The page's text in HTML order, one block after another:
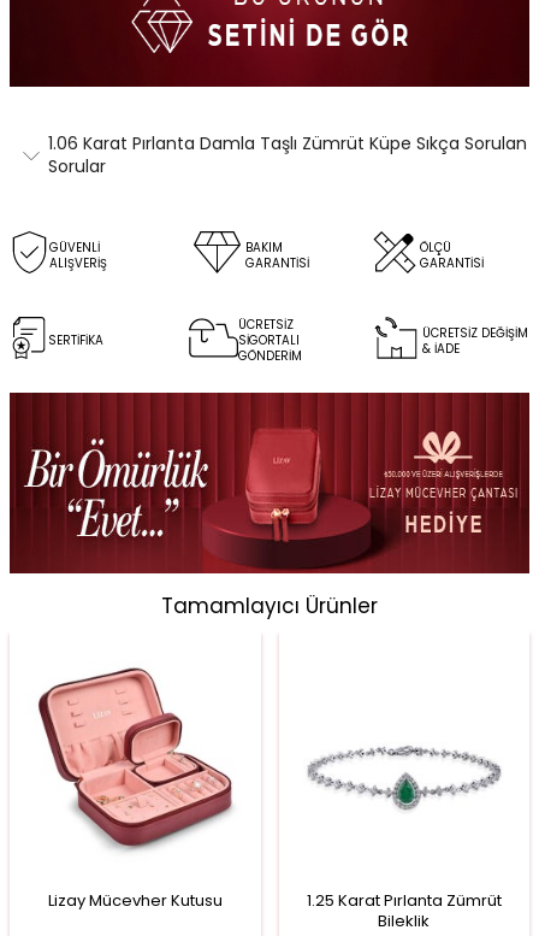
1.06 Karat Pırlanta Damla Taşlı Zümrüt Küpe Sıkça Sorulan
Sorular
GÜVENLİ
ALIŞVERİŞ
BAKIM
GARANTİSİ
ÖLÇÜ
GARANTİSİ
SERTİFİKA
ÜCRETSİZ
SİGORTALI
GÖNDERİM
ÜCRETSİZ DEĞİŞİM
& İADE
Tamamlayıcı Ürünler
Lizay Mücevher Kutusu
1.25 Karat Pırlanta Zümrüt
Bileklik